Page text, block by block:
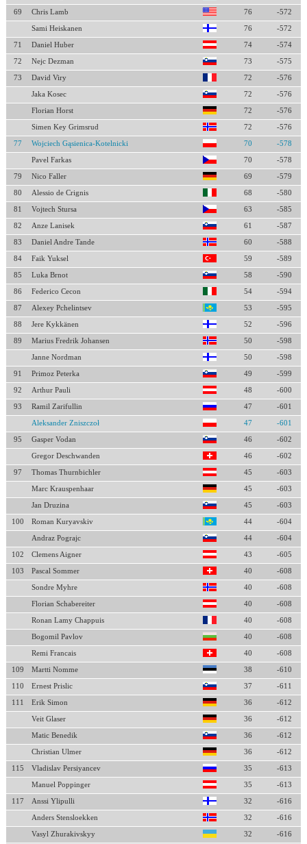
69 Chris Lamb 76 -572
Sami Heiskanen 76 -572
71 Daniel Huber 74 -574
72 Nejc Dezman 73 -575
73 David Viry 72 -576
Jaka Kosec 72 -576
Florian Horst 72 -576
Simen Key Grimsrud 72 -576
77 Wojciech Gąsienica-Kotelnicki 70 -578
Pavel Farkas 70 -578
79 Nico Faller 69 -579
80 Alessio de Crignis 68 -580
81 Vojtech Stursa 63 -585
82 Anze Lanisek 61 -587
83 Daniel Andre Tande 60 -588
84 Faik Yuksel 59 -589
85 Luka Brnot 58 -590
86 Federico Cecon 54 -594
87 Alexey Pchelintsev 53 -595
88 Jere Kykkänen 52 -596
89 Marius Fredrik Johansen 50 -598
Janne Nordman 50 -598
91 Primoz Peterka 49 -599
92 Arthur Pauli 48 -600
93 Ramil Zarifullin 47 -601
Aleksander Zniszczoł 47 -601
95 Gasper Vodan 46 -602
Gregor Deschwanden 46 -602
97 Thomas Thurnbichler 45 -603
Marc Krauspenhaar 45 -603
Jan Druzina 45 -603
100 Roman Kuryavskiv 44 -604
Andraz Pograjc 44 -604
102 Clemens Aigner 43 -605
103 Pascal Sommer 40 -608
Sondre Myhre 40 -608
Florian Schabereiter 40 -608
Ronan Lamy Chappuis 40 -608
Bogomil Pavlov 40 -608
Remi Francais 40 -608
109 Martti Nomme 38 -610
110 Ernest Prislic 37 -611
111 Erik Simon 36 -612
Veit Glaser 36 -612
Matic Benedik 36 -612
Christian Ulmer 36 -612
115 Vladislav Persiyancev 35 -613
Manuel Poppinger 35 -613
117 Anssi Ylipulli 32 -616
Anders Stensloekken 32 -616
Vasyl Zhurakivskyy 32 -616